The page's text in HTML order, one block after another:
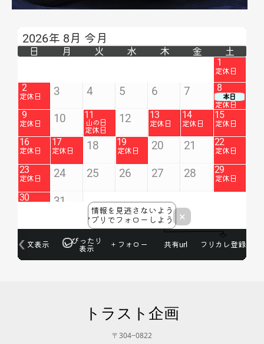
トラスト企画
〒304−0822